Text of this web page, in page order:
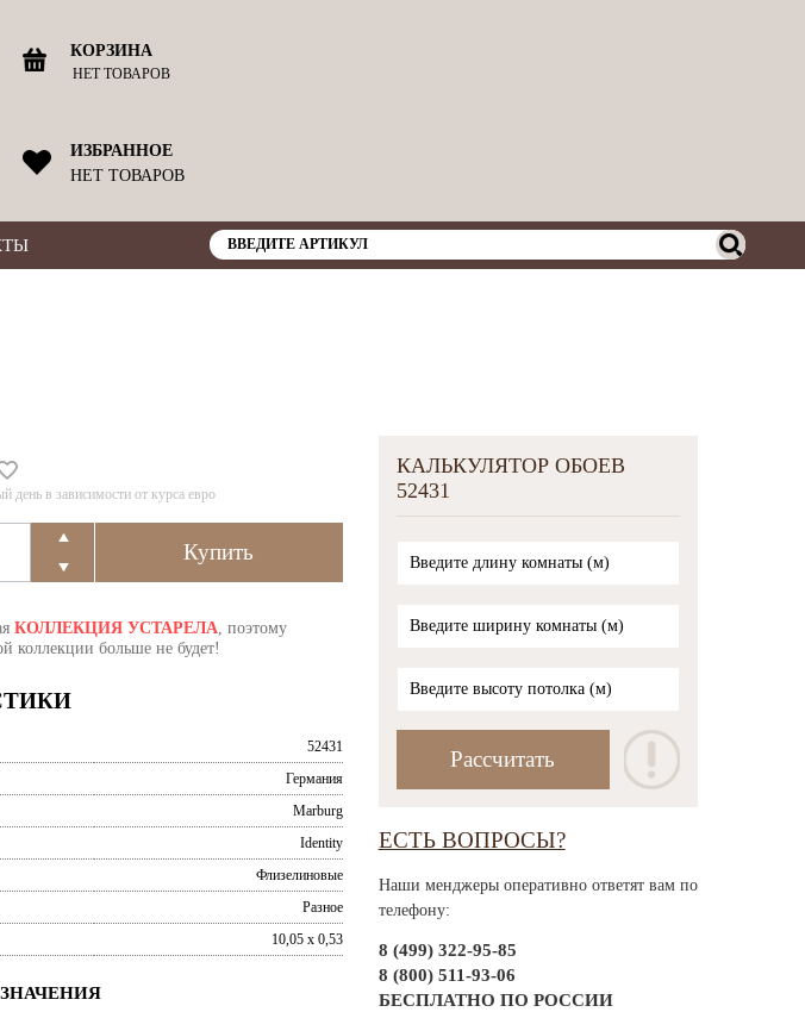
КОРЗИНА
НЕТ ТОВАРОВ
ИЗБРАННОЕ
НЕТ ТОВАРОВ
день в зависимости от курса евро
КОЛЛЕКЦИЯ УСТАРЕЛА, поэтому
коллекции больше не будет!
52431
Германия
Marburg
Identity
Флизелиновые
Разное
10,05 x 0,53
КАЛЬКУЛЯТОР ОБОЕВ
52431
ЕСТЬ ВОПРОСЫ?
Наши менджеры оперативно ответят вам по
телефону:
8 (499) 322-95-85
8 (800) 511-93-06
БЕСПЛАТНО ПО РОССИИ